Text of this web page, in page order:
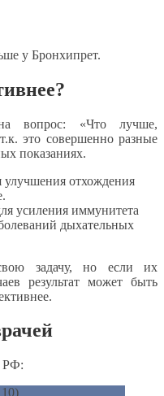
у Бронхипрет.
вопрос: «Что лучше,
это совершенно разные
показаниях.
улучшения отхождения
усиления иммунитета
дыхательных
задачу, но если их
результат может быть
РФ: